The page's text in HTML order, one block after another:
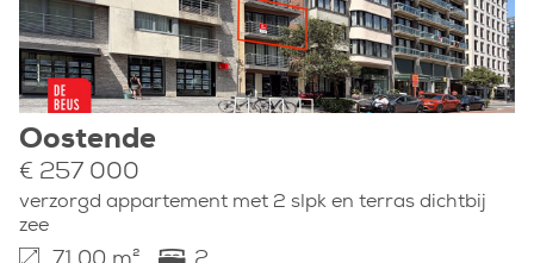
Oostende
€ 257 000
verzorgd appartement met 2 slpk en terras dichtbij
zee